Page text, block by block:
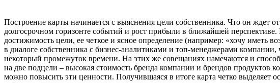
Построение карты начинается с выяснения цели собственника. Что он ждет
долгосрочном горизонте событий и рост прибыли в ближайшей
достижимость цели, ее четкое и ясное определение (например: «хочу иметь
в диалоге собственника с бизнес-аналитиками и топ-менеджерами
некоторый промежуток времени. На этих же совещаниях намечаются и
на две подцели – высокая стоимость бренда компании и брендов продуктов
можно повысить эти ценности. Получившаяся в итоге карта четко выделяет